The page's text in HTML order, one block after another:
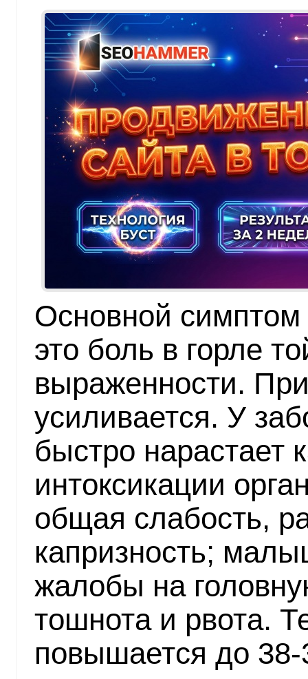
Основной симптом
это боль в горле
выраженности.
усиливается. У
быстро нарастает
интоксикации
общая слабость,
капризность;
жалобы на
тошнота и рвота.
повышается до